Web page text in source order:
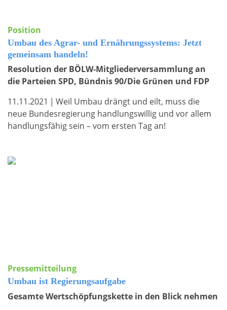
Position
Umbau des Agrar- und Ernährungssystems: Jetzt
gemeinsam handeln!
Resolution der BÖLW-Mitgliederversammlung an
die Parteien SPD, Bündnis 90/Die Grünen und FDP
11.11.2021 | Weil Umbau drängt und eilt, muss die
neue Bundesregierung handlungswillig und vor allem
handlungsfähig sein – vom ersten Tag an!
Pressemitteilung
Umbau ist Regierungsaufgabe
Gesamte Wertschöpfungskette in den Blick nehmen